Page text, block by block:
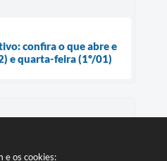
e os cookies:
confira o que abre e
e quarta-feira (1º/01)